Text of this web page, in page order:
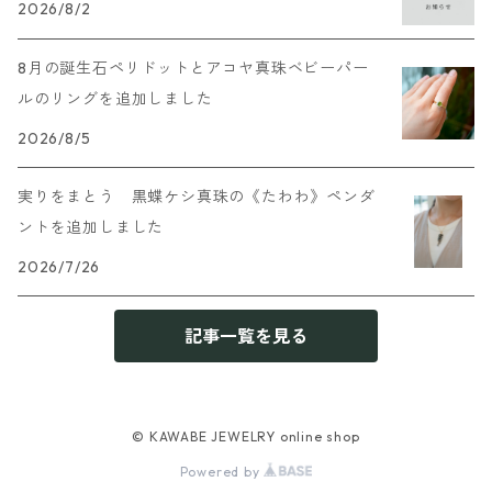
2026/8/2
8月の誕生石ペリドットとアコヤ真珠ベビーパー
ルのリングを追加しました
2026/8/5
実りをまとう 黒蝶ケシ真珠の《たわわ》ペンダ
ントを追加しました
2026/7/26
記事一覧を見る
© KAWABE JEWELRY online shop
Powered by